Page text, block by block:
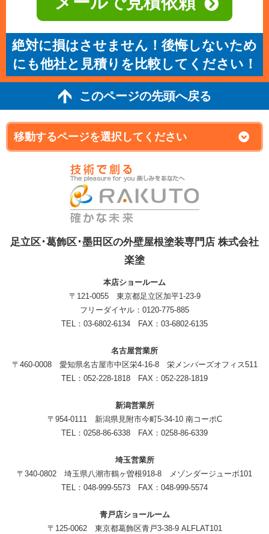
絶対に損はさせません！後悔しないため
にも他社と見積りを比較してください！
このページの先頭へ戻る
足立区･葛飾区･墨田区の外壁屋根塗装専門店 株式会社
楽塗
本店ショールーム
〒121-0055 東京都足立区加平1-23-9
フリーダイヤル：0120-775-885
TEL：03-6802-6134 FAX：03-6802-6135
名古屋営業所
〒460-0008 愛知県名古屋市中区栄4-16-8 栄メンバーズオフィス511
TEL：052-228-1818 FAX：052-228-1819
新潟営業所
〒954-0111 新潟県見附市今町5-34-10 南コーポC
TEL：0258-86-6338 FAX：0258-86-6339
埼玉営業所
〒340-0802 埼玉県八潮市鶴ヶ曽根918-8 メゾンダージューボ101
TEL：048-999-5573 FAX：048-999-5574
青戸店ショールーム
〒125-0062 東京都葛飾区青戸3-38-9 ALFLAT101